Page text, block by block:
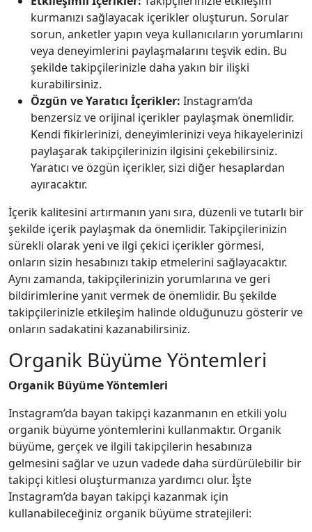
kurmanızı sağlayacak içerikler oluşturun. Sorular
sorun, anketler yapın veya kullanıcıların yorumlarını
veya deneyimlerini paylaşmalarını teşvik edin. Bu
şekilde takipçilerinizle daha yakın bir ilişki
kurabilirsiniz.
Özgün ve Yaratıcı İçerikler: Instagram’da
benzersiz ve orijinal içerikler paylaşmak önemlidir.
Kendi fikirlerinizi, deneyimlerinizi veya hikayelerinizi
paylaşarak takipçilerinizin ilgisini çekebilirsiniz.
Yaratıcı ve özgün içerikler, sizi diğer hesaplardan
ayıracaktır.
İçerik kalitesini artırmanın yanı sıra, düzenli ve tutarlı bir
şekilde içerik paylaşmak da önemlidir. Takipçilerinizin
sürekli olarak yeni ve ilgi çekici içerikler görmesi,
onların sizin hesabınızı takip etmelerini sağlayacaktır.
Aynı zamanda, takipçilerinizin yorumlarına ve geri
bildirimlerine yanıt vermek de önemlidir. Bu şekilde
takipçilerinizle etkileşim halinde olduğunuzu gösterir ve
onların sadakatini kazanabilirsiniz.
Organik Büyüme Yöntemleri
Organik Büyüme Yöntemleri
Instagram’da bayan takipçi kazanmanın en etkili yolu
organik büyüme yöntemlerini kullanmaktır. Organik
büyüme, gerçek ve ilgili takipçilerin hesabınıza
gelmesini sağlar ve uzun vadede daha sürdürülebilir bir
takipçi kitlesi oluşturmanıza yardımcı olur. İşte
Instagram’da bayan takipçi kazanmak için
kullanabileceğiniz organik büyüme stratejileri: